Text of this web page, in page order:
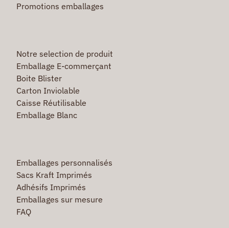
Promotions emballages
Notre selection de produit
Emballage E-commerçant
Boite Blister
Carton Inviolable
Caisse Réutilisable
Emballage Blanc
Emballages personnalisés
Sacs Kraft Imprimés
Adhésifs Imprimés
Emballages sur mesure
FAQ